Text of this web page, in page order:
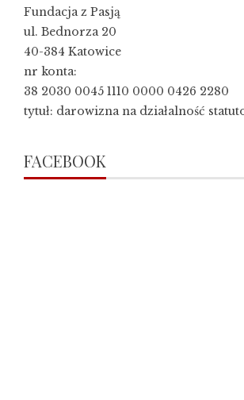
Fundacja z Pasją
ul. Bednorza 20
40-384 Katowice
nr konta:
38 2030 0045 1110 0000 0426 2280
tytuł: darowizna na działalność
FACEBOOK